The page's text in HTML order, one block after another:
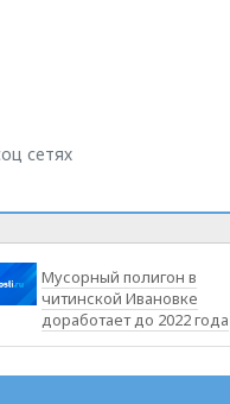
сетях
Мусорный полигон в
читинской Ивановке
доработает до 2022 года